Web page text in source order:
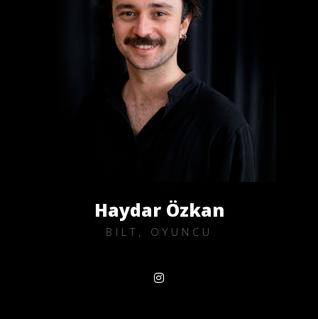
Haydar Özkan
BILT, OYUNCU